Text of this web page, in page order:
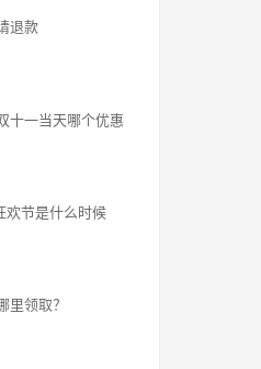
退款
十一当天哪个优惠
欢节是什么时候
里领取？